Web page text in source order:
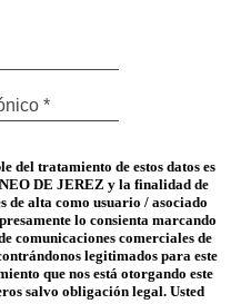
del tratamiento de estos datos es
DE JEREZ y la finalidad de
de alta como usuario / asociado
lo consienta marcando
comunicaciones comerciales de
legitimados para este
que nos está otorgando este
salvo obligación legal. Usted